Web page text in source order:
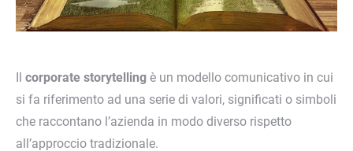
Il corporate storytelling è un modello comunicativo in cui
si fa riferimento ad una serie di valori, significati o simboli
che raccontano l’azienda in modo diverso rispetto
all’approccio tradizionale.